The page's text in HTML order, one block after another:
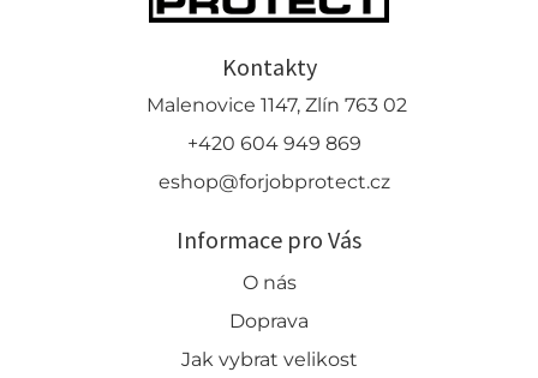
Kontakty
Malenovice 1147, Zlín 763 02
+420 604 949 869
eshop@forjobprotect.cz
Informace pro Vás
O nás
Doprava
Jak vybrat velikost